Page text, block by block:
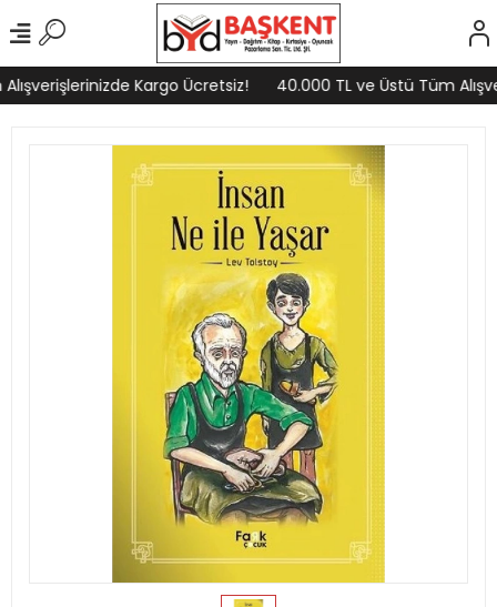
Kargo Ücretsiz! 40.000 TL ve Üstü Tüm